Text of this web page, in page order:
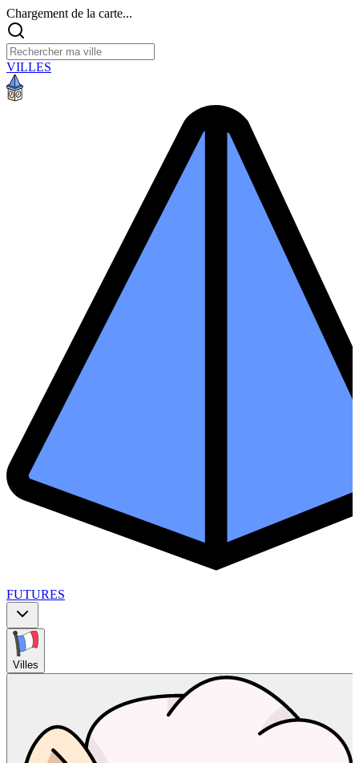
Chargement de la carte...
VILLES
FUTURES
Villes